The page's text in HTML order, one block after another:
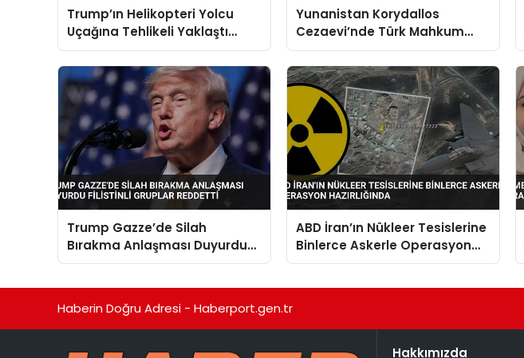
Trump’ın Helikopteri Yolcu
Uçağına Tehlikeli Yaklaştı
Hava Trafik Kontrolüyle
İletişim Kurulamadı
Yunanistan Korydallos
Cezaevi’nde Türk Mahkum
İsyanı: 3 Ölü 20 Yaralı İddiası
Trump Gazze’de Silah
Bırakma Anlaşması Duyurdu
Filistinli Gruplar Reddetti
ABD İran’ın Nükleer Tesislerine
Binlerce Askerle Operasyon
Hazırlığında
Haberin Doğru Adresi - Haberport.gen.tr
Hakkımızda